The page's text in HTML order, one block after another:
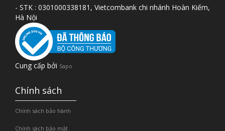
- STK : 0301000338181, Vietcombank chi nhánh Hoàn Kiếm,
Hà Nội
Cung cấp bởi Sapo
Chính sách
Chính sách bảo hành
Chính sách bảo mật